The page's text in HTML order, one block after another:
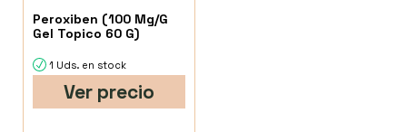
Peroxiben (100 Mg/G
Gel Topico 60 G)
1 Uds. en stock
Ver precio